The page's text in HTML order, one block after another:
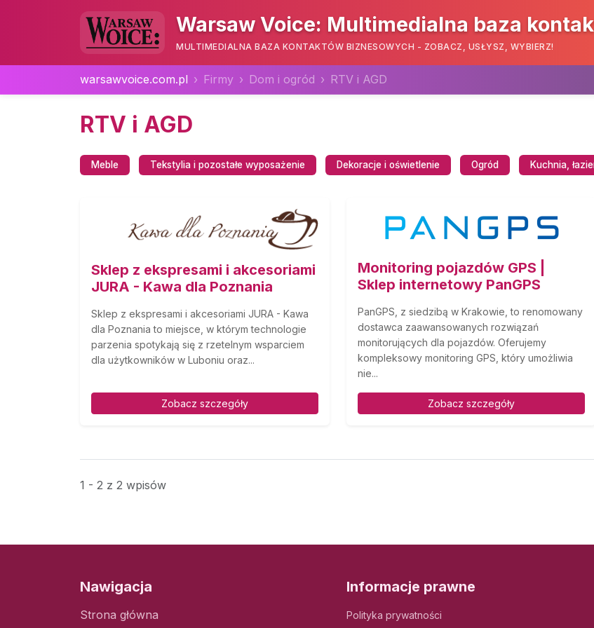
Warsaw Voice: Multimedialna baza
MULTIMEDIALNA BAZA KONTAKTÓW BIZNESOWYCH - ZOBACZ, USŁYSZ, WYBIERZ!
warsawvoice.com.pl Firmy Dom i ogród RTV i AGD
RTV i AGD
Meble Tekstylia i pozostałe wyposażenie Dekoracje i oświetlenie Ogród Kuchnia,
Sklep z ekspresami i akcesoriami
JURA - Kawa dla Poznania
Sklep z ekspresami i akcesoriami JURA - Kawa
dla Poznania to miejsce, w którym technologie
parzenia spotykają się z rzetelnym wsparciem
dla użytkowników w Luboniu oraz...
Zobacz szczegóły
Monitoring pojazdów GPS |
Sklep internetowy PanGPS
PanGPS, z siedzibą w Krakowie, to renomowany
dostawca zaawansowanych rozwiązań
monitorujących dla pojazdów. Oferujemy
kompleksowy monitoring GPS, który umożliwia
nie...
Zobacz szczegóły
1 - 2 z 2 wpisów
Nawigacja
Strona główna
Informacje prawne
Polityka prywatności